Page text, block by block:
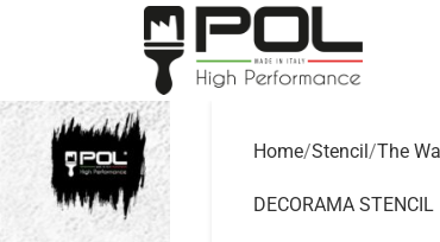
Home Stencil The
DECORAMA STENCIL